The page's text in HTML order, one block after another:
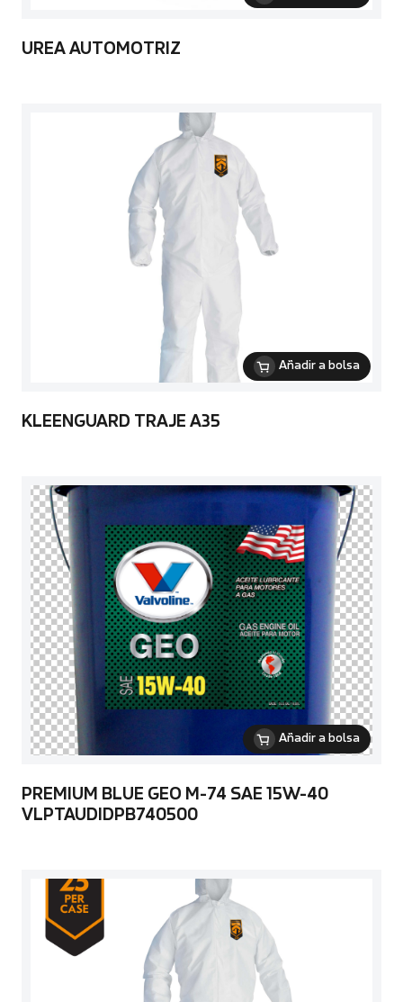
UREA AUTOMOTRIZ
Añadir a bolsa
KLEENGUARD TRAJE A35
Añadir a bolsa
PREMIUM BLUE GEO M-74 SAE 15W-40
VLPTAUDIDPB740500